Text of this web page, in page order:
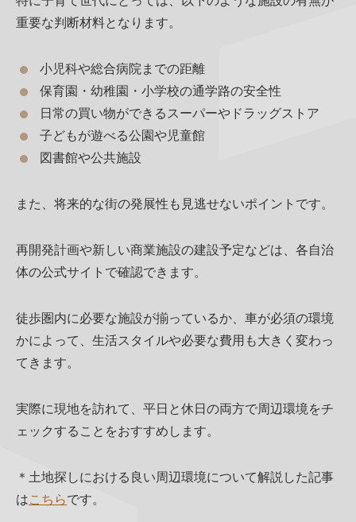
重要な判断材料となります。
小児科や総合病院までの距離
保育園・幼稚園・小学校の通学路の安全性
日常の買い物ができるスーパーやドラッグストア
子どもが遊べる公園や児童館
図書館や公共施設
また、将来的な街の発展性も見逃せないポイントです。
再開発計画や新しい商業施設の建設予定などは、各自治
体の公式サイトで確認できます。
徒歩圏内に必要な施設が揃っているか、車が必須の環境
かによって、生活スタイルや必要な費用も大きく変わっ
てきます。
実際に現地を訪れて、平日と休日の両方で周辺環境をチ
ェックすることをおすすめします。
＊土地探しにおける良い周辺環境について解説した記事
はこちらです。